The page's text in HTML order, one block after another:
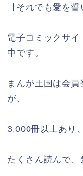
【それでも愛を
電子コミックサ
中です。
まんが王国は会
が、
3,000冊以上あり
たくさん読んで、